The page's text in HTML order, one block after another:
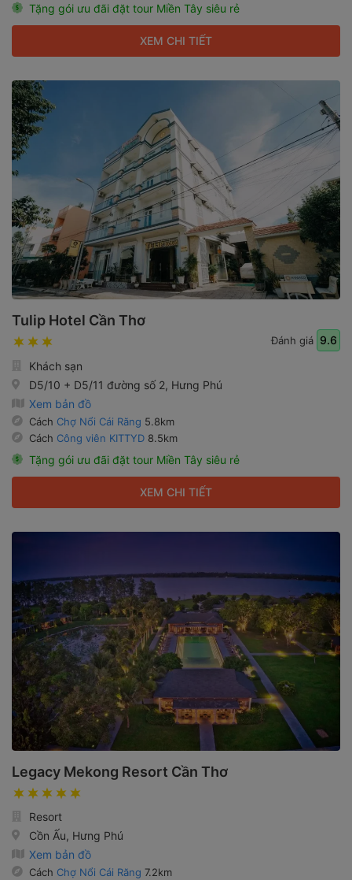
Tặng gói ưu đãi đặt tour Miền Tây siêu rẻ
XEM CHI TIẾT
Tulip Hotel Cần Thơ
Đánh giá 9.6
Khách sạn
D5/10 + D5/11 đường số 2, Hưng Phú
Xem bản đồ
Cách Chợ Nổi Cái Răng 5.8km
Cách Công viên KITTYD 8.5km
Tặng gói ưu đãi đặt tour Miền Tây siêu rẻ
XEM CHI TIẾT
Legacy Mekong Resort Cần Thơ
Resort
Cồn Ấu, Hưng Phú
Xem bản đồ
Cách Chợ Nổi Cái Răng 7.2km